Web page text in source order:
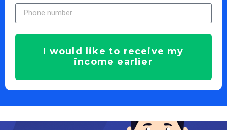
I would like to receive my
income earlier